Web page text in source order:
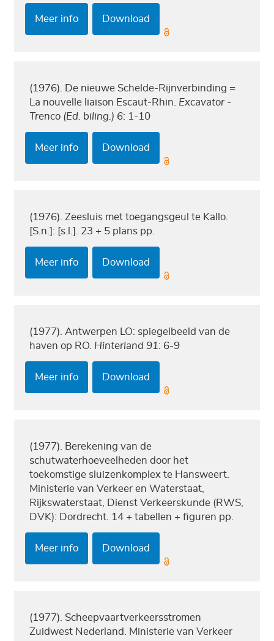
Meer info Download
(1976). De nieuwe Schelde-Rijnverbinding =
La nouvelle liaison Escaut-Rhin. Excavator -
Trenco (Ed. biling.) 6: 1-10
Meer info Download
(1976). Zeesluis met toegangsgeul te Kallo.
[S.n.]: [s.l.]. 23 + 5 plans pp.
Meer info Download
(1977). Antwerpen LO: spiegelbeeld van de
haven op RO. Hinterland 91 : 6-9
Meer info Download
(1977). Berekening van de
schutwaterhoeveelheden door het
toekomstige sluizenkomplex te Hansweert.
Ministerie van Verkeer en Waterstaat,
Rijkswaterstaat, Dienst Verkeerskunde (RWS,
DVK): Dordrecht. 14 + tabellen + figuren pp.
Meer info Download
(1977). Scheepvaartverkeersstromen
Zuidwest Nederland. Ministerie van Verkeer